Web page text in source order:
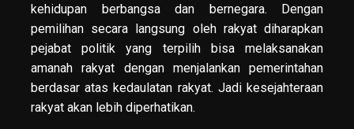
kehidupan berbangsa dan bernegara. Dengan
pemilihan secara langsung oleh rakyat diharapkan
pejabat politik yang terpilih bisa melaksanakan
amanah rakyat dengan menjalankan pemerintahan
berdasar atas kedaulatan rakyat. Jadi kesejahteraan
rakyat akan lebih diperhatikan.